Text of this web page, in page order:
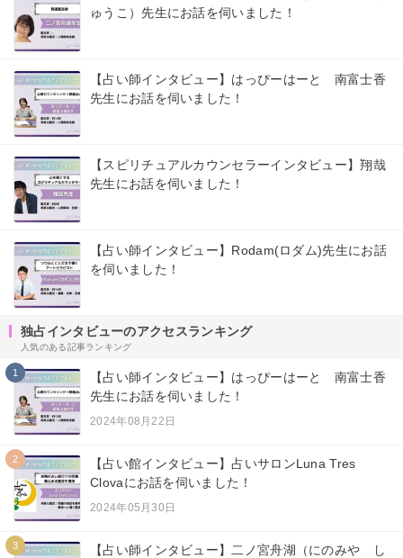
ゅうこ）先生にお話を伺いました！
【占い師インタビュー】はっぴーはーと 南富士香
先生にお話を伺いました！
【スピリチュアルカウンセラーインタビュー】翔哉
先生にお話を伺いました！
【占い師インタビュー】Rodam(ロダム)先生にお話
を伺いました！
独占インタビューのアクセスランキング
人気のある記事ランキング
1
【占い師インタビュー】はっぴーはーと 南富士香
先生にお話を伺いました！
2024年08月22日
2
【占い館インタビュー】占いサロンLuna Tres
Clovaにお話を伺いました！
2024年05月30日
3
【占い師インタビュー】二ノ宮舟湖（にのみや し